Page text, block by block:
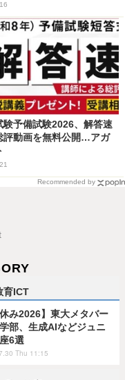
験予備試験2026、解答速
評動画を無料公開…アガ
Recommended by
育ICT
休み2026】東大メタバー
部、生成AIなどジュニ
6選
Thu 11:15